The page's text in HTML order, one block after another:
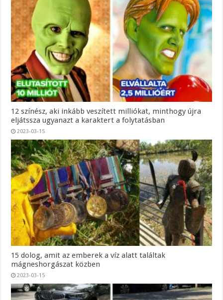
12 színész, aki inkább veszített milliókat, minthogy újra
eljátssza ugyanazt a karaktert a folytatásban
2023-03-15
15 dolog, amit az emberek a víz alatt találtak
mágneshorgászat közben
2023-03-15